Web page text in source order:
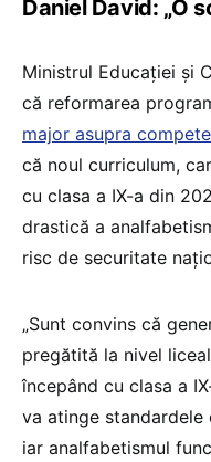
Daniel David: „O
Ministrul Educației și
că reformarea
major asupra
că noul curriculum,
cu clasa a IX-a din
drastică a
risc de securitate
„Sunt convins că
pregătită la nivel
începând cu clasa a
va atinge
iar analfabetismul